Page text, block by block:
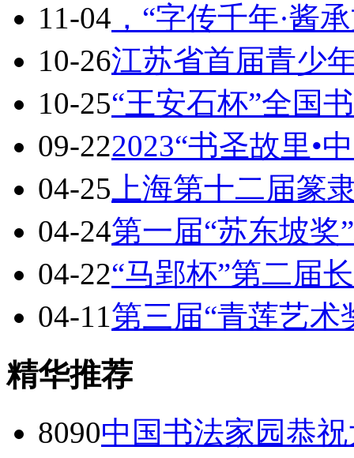
11-04 ，“字传千年·酱
10-26江苏省首届青少
10-25“王安石杯”全国
09-222023“书圣故里•
04-25 上海第十二届篆
04-24第一届“苏东坡奖
04-22“马郢杯”第二届
04-11第三届“青莲艺术
精华推荐
8090中国书法家园恭